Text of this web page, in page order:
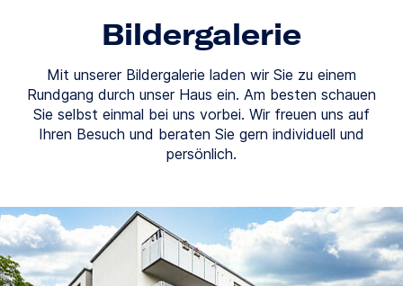
Bildergalerie
Mit unserer Bildergalerie laden wir Sie zu einem
Rundgang durch unser Haus ein. Am besten schauen
Sie selbst einmal bei uns vorbei. Wir freuen uns auf
Ihren Besuch und beraten Sie gern individuell und
persönlich.